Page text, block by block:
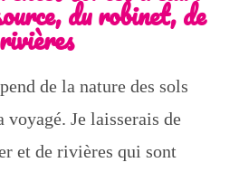
du robinet, de
de la nature des sols
voyagé. Je laisserais de
et de rivières qui sont